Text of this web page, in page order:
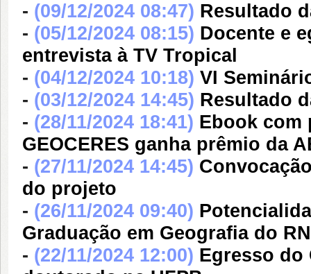
- (09/12/2024 08:47) Resultado
- (05/12/2024 08:15) Docente e
entrevista à TV Tropical
- (04/12/2024 10:18) VI
- (03/12/2024 14:45) Resultado
- (28/11/2024 18:41) Ebook com
GEOCERES ganha prêmio da
- (27/11/2024 14:45)
do projeto
- (26/11/2024 09:40)
Graduação em Geografia do
- (22/11/2024 12:00) Egresso do